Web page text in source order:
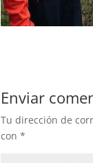
Enviar
Tu dirección de
con *